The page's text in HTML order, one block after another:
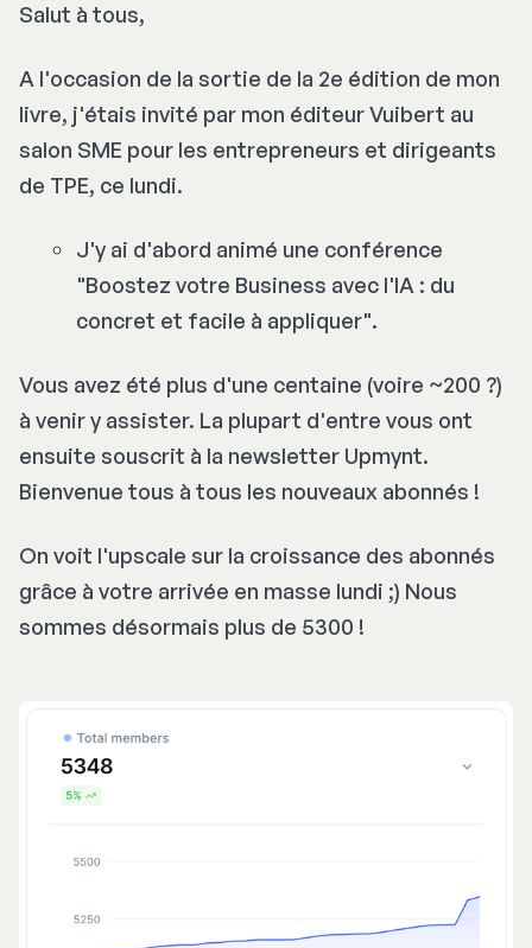
Salut à tous,
A l'occasion de la sortie de la 2e édition de mon
livre, j'étais invité par mon éditeur Vuibert au
salon SME pour les entrepreneurs et dirigeants
de TPE, ce lundi.
J'y ai d'abord animé une conférence
"Boostez votre Business avec l'IA : du
concret et facile à appliquer".
Vous avez été plus d'une centaine (voire ~200 ?)
à venir y assister. La plupart d'entre vous ont
ensuite souscrit à la newsletter Upmynt.
Bienvenue tous à tous les nouveaux abonnés !
On voit l'upscale sur la croissance des abonnés
grâce à votre arrivée en masse lundi ;) Nous
sommes désormais plus de 5300 !